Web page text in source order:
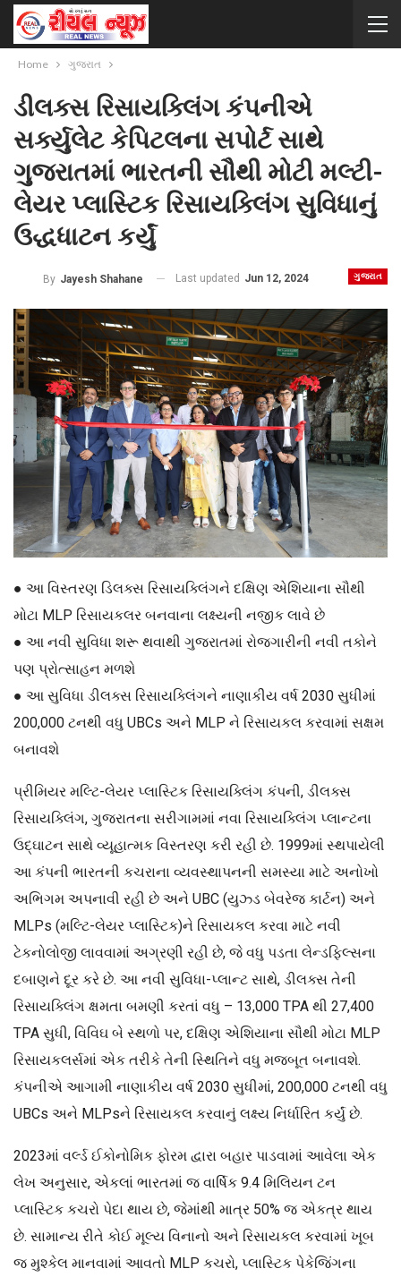
Home ગુજરાત
ડીલક્સ રિસાયક્લિંગ કંપનીએ
સર્ક્યુલેટ કેપિટલના સપોર્ટ સાથે
ગુજરાતમાં ભારતની સૌથી મોટી મલ્ટી-
લેયર પ્લાસ્ટિક રિસાયક્લિંગ સુવિધાનું
ઉદ્ધધાટન કર્યું
ગુજરાત
By Jayesh Shahane Last updated Jun 12, 2024
● આ વિસ્તરણ ડિલક્સ રિસાયક્લિંગને દક્ષિણ એશિયાના સૌથી
મોટા MLP રિસાયકલર બનવાના લક્ષ્યની નજીક લાવે છે
● આ નવી સુવિધા શરૂ થવાથી ગુજરાતમાં રોજગારીની નવી તકોને
પણ પ્રોત્સાહન મળશે
● આ સુવિધા ડીલક્સ રિસાયક્લિંગને નાણાકીય વર્ષ 2030 સુધીમાં
200,000 ટનથી વધુ UBCs અને MLP ને રિસાયકલ કરવામાં સક્ષમ
બનાવશે
પ્રીમિયર મલ્ટિ-લેયર પ્લાસ્ટિક રિસાયક્લિંગ કંપની, ડીલક્સ
રિસાયક્લિંગ, ગુજરાતના સરીગામમાં નવા રિસાયક્લિંગ પ્લાન્ટના
ઉદ્ઘાટન સાથે વ્યૂહાત્મક વિસ્તરણ કરી રહી છે. 1999માં સ્થપાયેલી
આ કંપની ભારતની કચરાના વ્યવસ્થાપનની સમસ્યા માટે અનોખો
અભિગમ અપનાવી રહી છે અને UBC (યુઝ્ડ બેવરેજ કાર્ટન) અને
MLPs (મલ્ટિ-લેયર પ્લાસ્ટિક)ને રિસાયકલ કરવા માટે નવી
ટેકનોલોજી લાવવામાં અગ્રણી રહી છે, જે વધુ પડતા લેન્ડફિલ્સના
દબાણને દૂર કરે છે. આ નવી સુવિધા-પ્લાન્ટ સાથે, ડીલક્સ તેની
રિસાયક્લિંગ ક્ષમતા બમણી કરતાં વધુ – 13,000 TPA થી 27,400
TPA સુધી, વિવિઘ બે સ્થળો પર, દક્ષિણ એશિયાના સૌથી મોટા MLP
રિસાયકલર્સમાં એક તરીકે તેની સ્થિતિને વધુ મજબૂત બનાવશે.
કંપનીએ આગામી નાણાકીય વર્ષ 2030 સુધીમાં, 200,000 ટનથી વધુ
UBCs અને MLPsને રિસાયકલ કરવાનું લક્ષ્ય નિર્ધારિત કર્યું છે.
2023માં વર્લ્ડ ઈકોનોમિક ફોરમ દ્વારા બહાર પાડવામાં આવેલા એક
લેખ અનુસાર, એકલાં ભારતમાં જ વાર્ષિક 9.4 મિલિયન ટન
પ્લાસ્ટિક કચરો પેદા થાય છે, જેમાંથી માત્ર 50% જ એકત્ર થાય
છે. સામાન્ય રીતે કોઈ મૂલ્ય વિનાનો અને રિસાયકલ કરવામાં ખૂબ
જ મુશ્કેલ માનવામાં આવતો MLP કચરો, પ્લાસ્ટિક પેકેજિંગના